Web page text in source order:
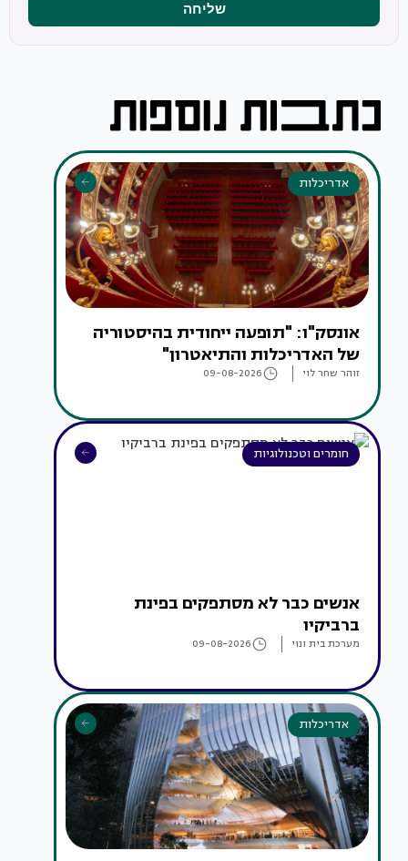
שליחה
אדריכלות
אונסק"ו: "תופעה ייחודית בהיסטוריה
של האדריכלות והתיאטרון"
זוהר שחר לוי 09-08-2026
חומרים וטכנולוגיות
אנשים כבר לא מסתפקים בפינת
ברביקיו
מערכת בית ונוי 09-08-2026
אדריכלות